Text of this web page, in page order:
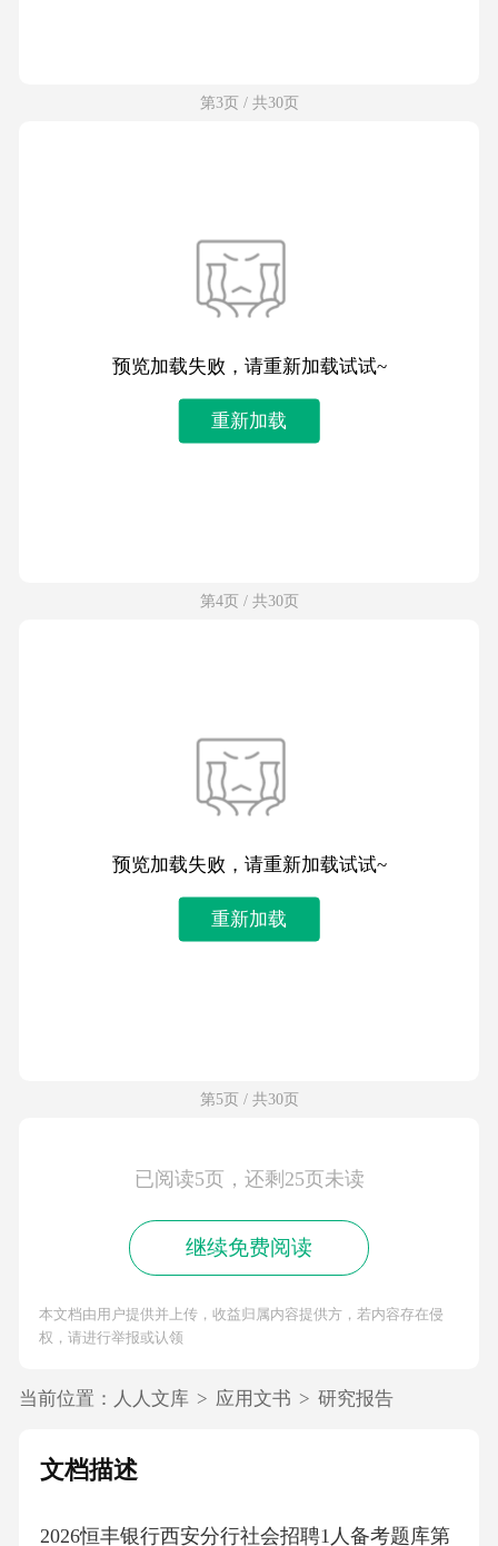
第3页 / 共30页
预览加载失败，请重新加载试试~
重新加载
第4页 / 共30页
预览加载失败，请重新加载试试~
重新加载
第5页 / 共30页
已阅读5页，还剩25页未读
继续免费阅读
本文档由用户提供并上传，收益归属内容提供方，若内容存在侵
权，请进行举报或认领
当前位置： 人人文库 > 应用文书 > 研究报告
文档描述
2026恒丰银行西安分行社会招聘1人备考题库第